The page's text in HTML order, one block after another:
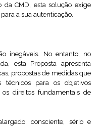
CMD, esta solução exige
a sua autenticação.
inegáveis. No entanto, no
esta Proposta apresenta
propostas de medidas que
técnicos para os objetivos
direitos fundamentais de
consciente, sério e